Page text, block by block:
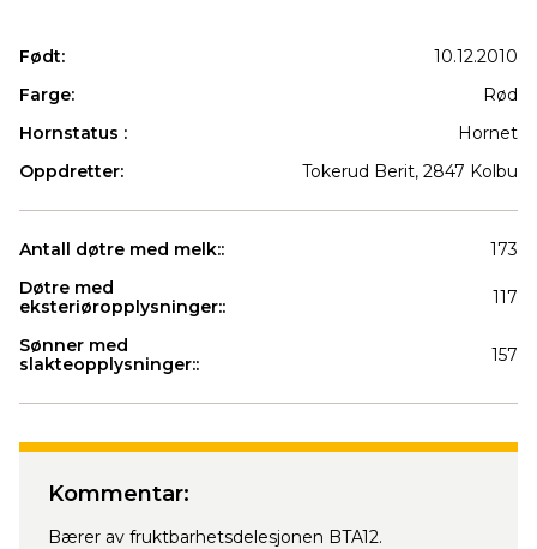
Født:
10.12.2010
Farge:
Rød
Hornstatus :
Hornet
Oppdretter:
Tokerud Berit, 2847 Kolbu
Antall døtre med melk::
173
Døtre med
eksteriøropplysninger::
117
Sønner med
slakteopplysninger::
157
Produkter
Kommentar:
Bærer av fruktbarhetsdelesjonen BTA12.